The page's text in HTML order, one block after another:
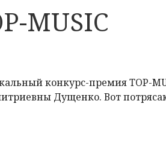
MUSIC
конкурс-премия TOP-
Дущенко. Вот